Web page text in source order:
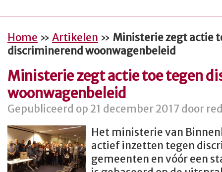
Home » Artikelen » Ministerie zegt actie
discriminerend woonwagenbeleid
Ministerie zegt actie toe tegen
woonwagenbeleid
Gepubliceerd op 21 december 2017 door
Het ministerie van
actief inzetten tegen
gemeenten en vóór een